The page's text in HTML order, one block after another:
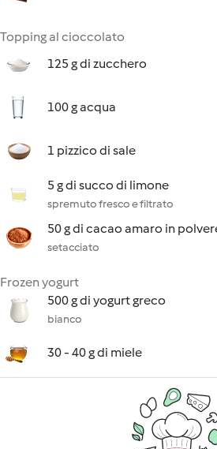
Topping al cioccolato
125 g di zucchero
100 g acqua
1 pizzico di sale
5 g di succo di limone
spremuto fresco e filtrato
50 g di cacao amaro in
setacciato
Frozen yogurt
500 g di yogurt greco
bianco
30 - 40 g di miele